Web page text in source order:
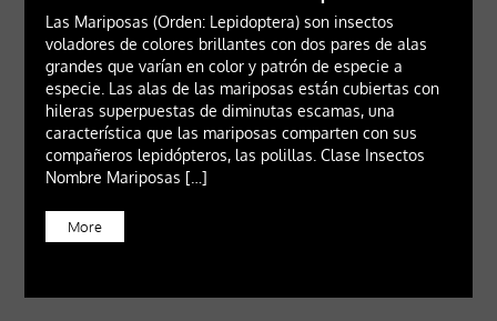
Las Mariposas (Orden: Lepidoptera) son insectos
voladores de colores brillantes con dos pares de alas
grandes que varían en color y patrón de especie a
especie. Las alas de las mariposas están cubiertas con
hileras superpuestas de diminutas escamas, una
característica que las mariposas comparten con sus
compañeros lepidópteros, las polillas. Clase Insectos
Nombre Mariposas […]
More